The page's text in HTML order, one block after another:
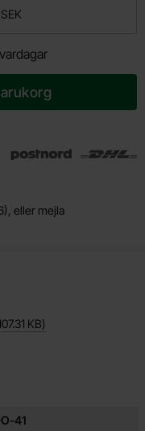
eller mejla
KB)
41